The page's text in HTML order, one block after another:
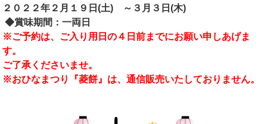
２０２２年２月１９日(土) ～３月３日(木)
◆賞味期間：一両日
※ご予約は、ご入り用日の４日前までにお願い申しあげま
す。
ご了承くださいませ。
※おひなまつり『菱餅』は、通信販売いたしておりません。